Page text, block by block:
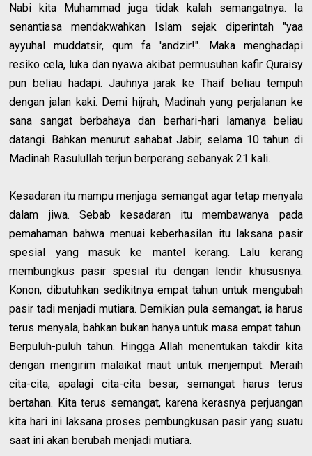
Nabi kita Muhammad juga tidak kalah semangatnya. Ia
senantiasa mendakwahkan Islam sejak diperintah "yaa
ayyuhal muddatsir, qum fa 'andzir!". Maka menghadapi
resiko cela, luka dan nyawa akibat permusuhan kafir Quraisy
pun beliau hadapi. Jauhnya jarak ke Thaif beliau tempuh
dengan jalan kaki. Demi hijrah, Madinah yang perjalanan ke
sana sangat berbahaya dan berhari-hari lamanya beliau
datangi. Bahkan menurut sahabat Jabir, selama 10 tahun di
Madinah Rasulullah terjun berperang sebanyak 21 kali.
Kesadaran itu mampu menjaga semangat agar tetap menyala
dalam jiwa. Sebab kesadaran itu membawanya pada
pemahaman bahwa menuai keberhasilan itu laksana pasir
spesial yang masuk ke mantel kerang. Lalu kerang
membungkus pasir spesial itu dengan lendir khususnya.
Konon, dibutuhkan sedikitnya empat tahun untuk mengubah
pasir tadi menjadi mutiara. Demikian pula semangat, ia harus
terus menyala, bahkan bukan hanya untuk masa empat tahun.
Berpuluh-puluh tahun. Hingga Allah menentukan takdir kita
dengan mengirim malaikat maut untuk menjemput. Meraih
cita-cita, apalagi cita-cita besar, semangat harus terus
bertahan. Kita terus semangat, karena kerasnya perjuangan
kita hari ini laksana proses pembungkusan pasir yang suatu
saat ini akan berubah menjadi mutiara.